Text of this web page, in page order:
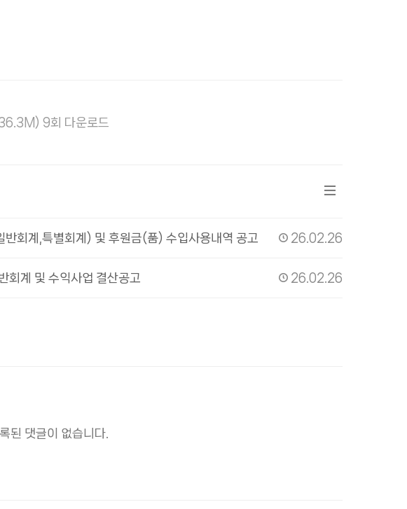
9회 다운로드
회계,특별회계) 및 후원금(품) 수입사용내역 공고 26.02.26
회계 및 수익사업 결산공고 26.02.26
된 댓글이 없습니다.